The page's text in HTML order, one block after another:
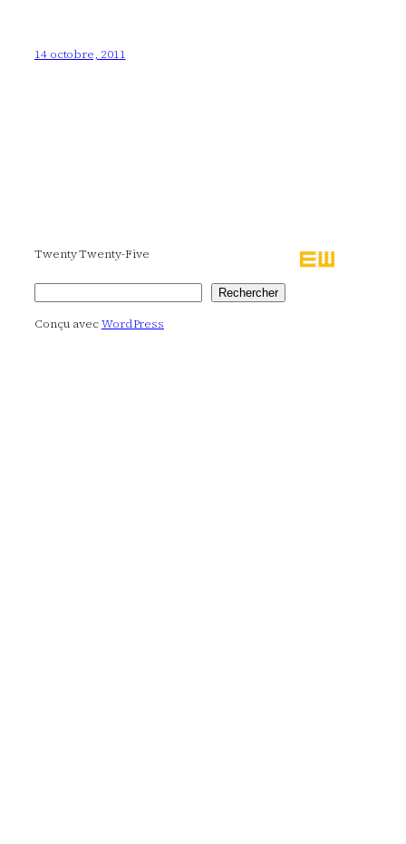
14 octobre, 2011
Twenty Twenty-Five
Rechercher Rechercher
Conçu avecWordPress